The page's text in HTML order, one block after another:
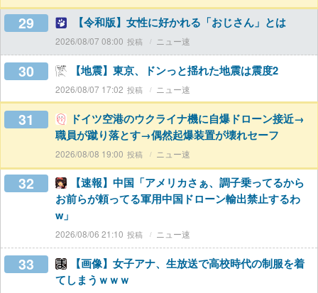
29 【令和版】女性に好かれる「おじさん」とは
2026/08/07 08:00 ニュー速
30 【地震】東京、ドンっと揺れた地震は震度2
2026/08/07 17:02 ニュー速
31
ドイツ空港のウクライナ機に自爆ドローン接近→
職員が蹴り落とす→偶然起爆装置が壊れセーフ
2026/08/08 19:00 ニュー速
32
【速報】中国「アメリカさぁ、調子乗ってるから
お前らが頼ってる軍用中国ドローン輸出禁止するわ
w」
2026/08/06 21:10 ニュー速
33
【画像】女子アナ、生放送で高校時代の制服を着
てしまうｗｗｗ